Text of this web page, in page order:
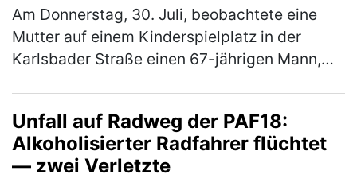
Am Donnerstag, 30. Juli, beobachtete eine
Mutter auf einem Kinderspielplatz in der
Karlsbader Straße einen 67-jährigen Mann,
Unfall auf Radweg der PAF18:
Alkoholisierter Radfahrer flüchtet
— zwei Verletzte